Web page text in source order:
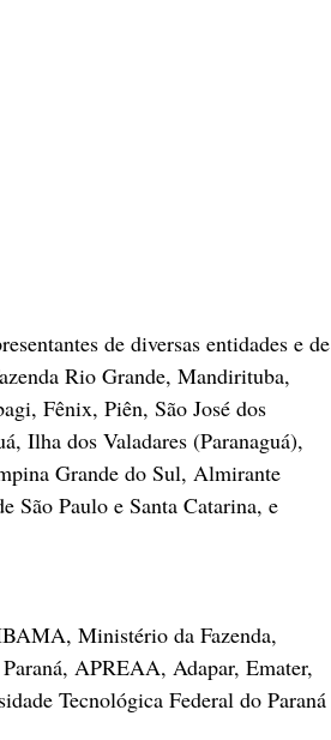
de diversas entidades e de
Rio Grande, Mandirituba,
Fênix, Piên, São José dos
Ilha dos Valadares (Paranaguá),
Grande do Sul, Almirante
São Paulo e Santa Catarina, e
Ministério da Fazenda,
APREAA, Adapar, Emater,
Tecnológica Federal do Paraná